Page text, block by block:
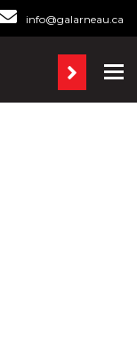
info@galarneau.ca